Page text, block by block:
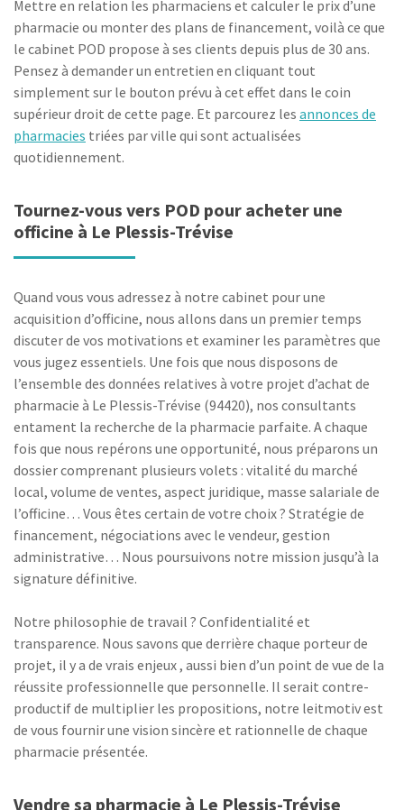
Mettre en relation les pharmaciens et calculer le prix d’une
pharmacie ou monter des plans de financement, voilà ce que
le cabinet POD propose à ses clients depuis plus de 30 ans.
Pensez à demander un entretien en cliquant tout
simplement sur le bouton prévu à cet effet dans le coin
supérieur droit de cette page. Et parcourez les annonces de
pharmacies triées par ville qui sont actualisées
quotidiennement.
Tournez-vous vers POD pour acheter une
officine à Le Plessis-Trévise
Quand vous vous adressez à notre cabinet pour une
acquisition d’officine, nous allons dans un premier temps
discuter de vos motivations et examiner les paramètres que
vous jugez essentiels. Une fois que nous disposons de
l’ensemble des données relatives à votre projet d’achat de
pharmacie à Le Plessis-Trévise (94420), nos consultants
entament la recherche de la pharmacie parfaite. A chaque
fois que nous repérons une opportunité, nous préparons un
dossier comprenant plusieurs volets : vitalité du marché
local, volume de ventes, aspect juridique, masse salariale de
l’officine… Vous êtes certain de votre choix ? Stratégie de
financement, négociations avec le vendeur, gestion
administrative… Nous poursuivons notre mission jusqu’à la
signature définitive.
Notre philosophie de travail ? Confidentialité et
transparence. Nous savons que derrière chaque porteur de
projet, il y a de vrais enjeux , aussi bien d’un point de vue de la
réussite professionnelle que personnelle. Il serait contre-
productif de multiplier les propositions, notre leitmotiv est
de vous fournir une vision sincère et rationnelle de chaque
pharmacie présentée.
Vendre sa pharmacie à Le Plessis-Trévise